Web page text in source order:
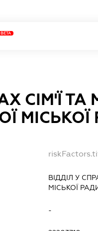
BETA
СІМ'Ї ТА
МІСЬКОЇ
ВІДДІЛ У
МІСЬКОЇ
-